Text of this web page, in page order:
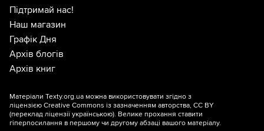
Підтримай нас!
Наш магазин
Графік Дня
Архів блогів
Архів книг
Матеріали Texty.org.ua можна використовувати згідно з
ліцензією Creative Commons із зазначенням авторства, CC BY
(переклад ліцензії українською). Велике прохання ставити
гіперпосилання в першому чи другому абзаці вашого матеріалу.